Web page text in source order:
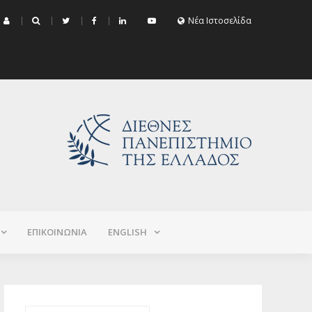
Εξεταστικής Σεπτεμβρίου 2026 (Χειμερινό+Εαρινό 2025-2026)
Νέα Ιστοσελίδα
ΕΠΙΚΟΙΝΩΝΙΑ ΕNGLISH